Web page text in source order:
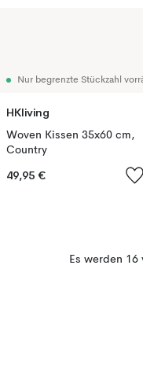
Nur begrenzte Stückzahl
HKliving
Woven Kissen 35x60 cm,
Country
49,95 €
Es werden 16